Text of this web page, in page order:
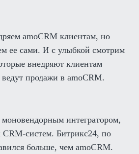
amoCRM клиентам, но
ее сами. И с улыбкой смотрим
внедряют клиентам
продажи в amoCRM.
интегратором,
систем. Битрикс24, по
больше, чем amoCRM.